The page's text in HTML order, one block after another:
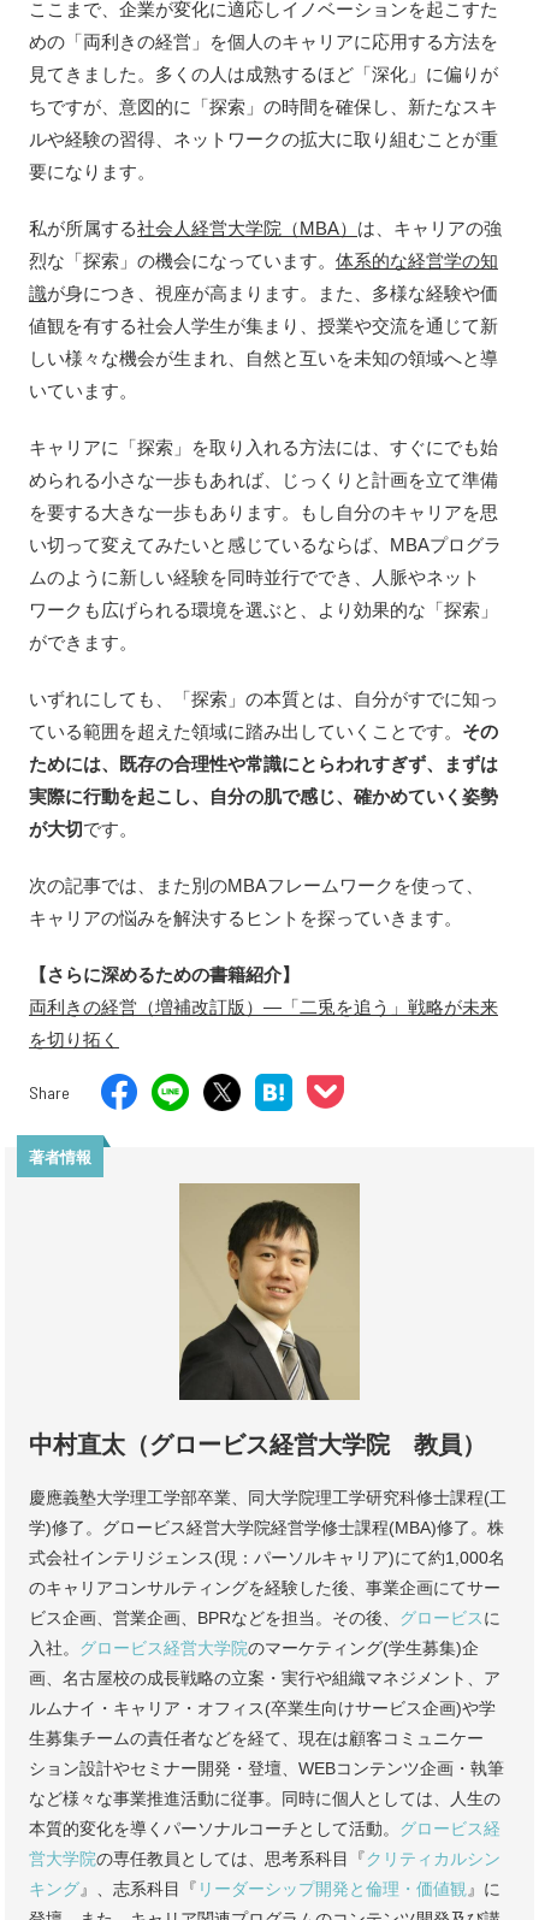
ここまで、企業が変化に適応しイノベーションを起こすた
めの「両利きの経営」を個人のキャリアに応用する方法を
見てきました。多くの人は成熟するほど「深化」に偏りが
ちですが、意図的に「探索」の時間を確保し、新たなスキ
ルや経験の習得、ネットワークの拡大に取り組むことが重
要になります。
私が所属する社会人経営大学院（MBA） は、キャリアの強
烈な「探索」の機会になっています。 体系的な経営学の知
識が身につき、視座が高まります。また、多様な経験や価
値観を有する社会人学生が集まり、授業や交流を通じて新
しい様々な機会が生まれ、自然と互いを未知の領域へと導
いています。
キャリアに「探索」を取り入れる方法には、すぐにでも始
められる小さな一歩もあれば、じっくりと計画を立て準備
を要する大きな一歩もあります。もし自分のキャリアを思
い切って変えてみたいと感じているならば、MBAプログラ
ムのように新しい経験を同時並行ででき、人脈やネット
ワークも広げられる環境を選ぶと、より効果的な「探索」
ができます。
いずれにしても、「探索」の本質とは、自分がすでに知っ
ている範囲を超えた領域に踏み出していくことです。 その
ためには、既存の合理性や常識にとらわれすぎず、まずは
実際に行動を起こし、自分の肌で感じ、確かめていく姿勢
が大切です。
次の記事では、また別のMBAフレームワークを使って、
キャリアの悩みを解決するヒントを探っていきます。
【さらに深めるための書籍紹介】
両利きの経営（増補改訂版）―「二兎を追う」戦略が未来
を切り拓く
Share
著者情報
中村直太（グロービス経営大学院 教員）
慶應義塾大学理工学部卒業、同大学院理工学研究科修士課程(工
学)修了。グロービス経営大学院経営学修士課程(MBA)修了。株
式会社インテリジェンス(現：パーソルキャリア)にて約1,000名
のキャリアコンサルティングを経験した後、事業企画にてサー
ビス企画、営業企画、BPRなどを担当。その後、 グロービスに
入社。 グロービス経営大学院のマーケティング(学生募集)企
画、名古屋校の成長戦略の立案・実行や組織マネジメント、ア
ルムナイ・キャリア・オフィス(卒業生向けサービス企画)や学
生募集チームの責任者などを経て、現在は顧客コミュニケー
ション設計やセミナー開発・登壇、WEBコンテンツ企画・執筆
など様々な事業推進活動に従事。同時に個人としては、人生の
本質的変化を導くパーソナルコーチとして活動。 グロービス経
営大学院の専任教員としては、思考系科目『クリティカルシン
キング』、志系科目『 リーダーシップ開発と倫理・価値観 』に